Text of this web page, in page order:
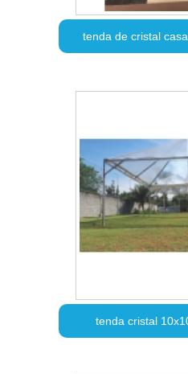
tenda de cristal
tenda cristal